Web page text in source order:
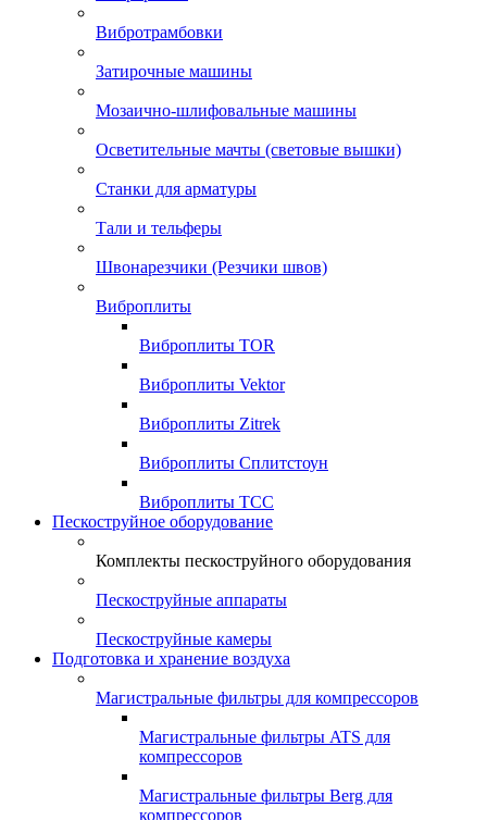
Вибротрамбовки
Затирочные машины
Мозаично-шлифовальные машины
Осветительные мачты (световые вышки)
Станки для арматуры
Тали и тельферы
Швонарезчики (Резчики швов)
Виброплиты
Виброплиты TOR
Виброплиты Vektor
Виброплиты Zitrek
Виброплиты Сплитстоун
Виброплиты ТСС
Пескоструйное оборудование
Комплекты пескоструйного оборудования
Пескоструйные аппараты
Пескоструйные камеры
Подготовка и хранение воздуха
Магистральные фильтры для компрессоров
Магистральные фильтры ATS для
компрессоров
Магистральные фильтры Berg для
компрессоров